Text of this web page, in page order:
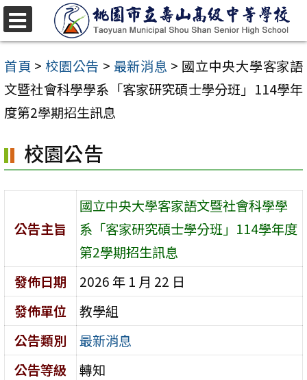
跳
至
主
要
內
區
首頁 > 校園公告 > 最新消息 > 國立中央大學客家語
文暨社會科學學系「客家研究碩士學分班」114學年
度第2學期招生訊息
校園公告
公告主旨
國立中央大學客家語文暨社會科學學
系「客家研究碩士學分班」114學年度
第2學期招生訊息
發佈日期
2026 年 1 月 22 日
發佈單位
教學組
公告類別
最新消息
公告等級
轉知
選
單